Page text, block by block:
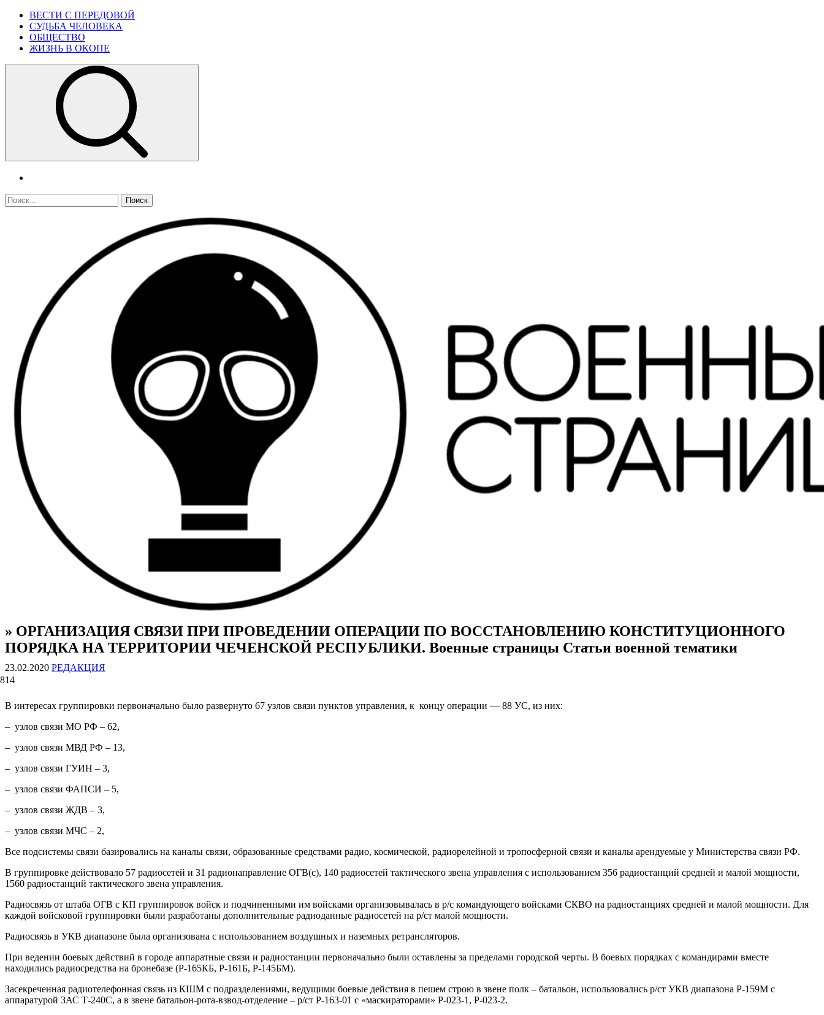
Skip
content
Primary
Menu
ВЕСТИ С ПЕРЕДОВОЙ
СУДЬБА ЧЕЛОВЕКА
ОБЩЕСТВО
ЖИЗНЬ В ОКОПЕ
Найти:
ВОЕННЫЕ СТРАНИЦЫ
СТАТЬИ ВОЕННОЙ ТЕМАТИКИ
» ОРГАНИЗАЦИЯ СВЯЗИ ПРИ ПРОВЕДЕНИИ ОПЕРАЦИИ ПО ВОССТАНОВЛЕНИЮ КОНСТИТУЦИОННОГО
ПОРЯДКА НА ТЕРРИТОРИИ ЧЕЧЕНСКОЙ РЕСПУБЛИКИ. Военные страницы Статьи военной тематики
23.02.2020 РЕДАКЦИЯ
814
В интересах группировки первоначально было развернуто 67 узлов связи пунктов управления, к концу операции — 88 УС, из них:
– узлов связи МО РФ – 62,
– узлов связи МВД РФ – 13,
– узлов связи ГУИН – 3,
– узлов связи ФАПСИ – 5,
– узлов связи ЖДВ – 3,
– узлов связи МЧС – 2,
Все подсистемы связи базировались на каналы связи, образованные средствами радио, космической, радиорелейной и тропосферной связи и каналы арендуемые у Министерства связи РФ.
В группировке действовало 57 радиосетей и 31 радионаправление ОГВ(с), 140 радиосетей тактического звена управления с использованием 356 радиостанций средней и малой мощности,
1560 радиостанций тактического звена управления.
Радиосвязь от штаба ОГВ с КП группировок войск и подчиненными им войсками организовывалась в р/с командующего войсками СКВО на радиостанциях средней и малой мощности. Для
каждой войсковой группировки были разработаны дополнительные радиоданные радиосетей на р/ст малой мощности.
Радиосвязь в УКВ диапазоне была организована с использованием воздушных и наземных ретрансляторов.
При ведении боевых действий в городе аппаратные связи и радиостанции первоначально были оставлены за пределами городской черты. В боевых порядках с командирами вместе
находились радиосредства на бронебазе (Р-165КБ, Р-161Б, Р-145БМ).
Засекреченная радиотелефонная связь из КШМ с подразделениями, ведущими боевые действия в пешем строю в звене полк – батальон, использовались р/ст УКВ диапазона Р-159М с
аппаратурой ЗАС Т-240С, а в звене батальон-рота-взвод-отделение – р/ст Р-163-01 с «маскираторами» Р-023-1, Р-023-2.